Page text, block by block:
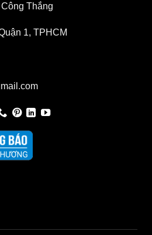
Thắng
1, TPHCM